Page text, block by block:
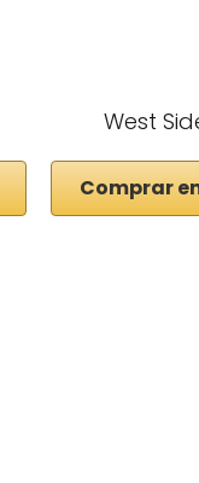
West
Comprar